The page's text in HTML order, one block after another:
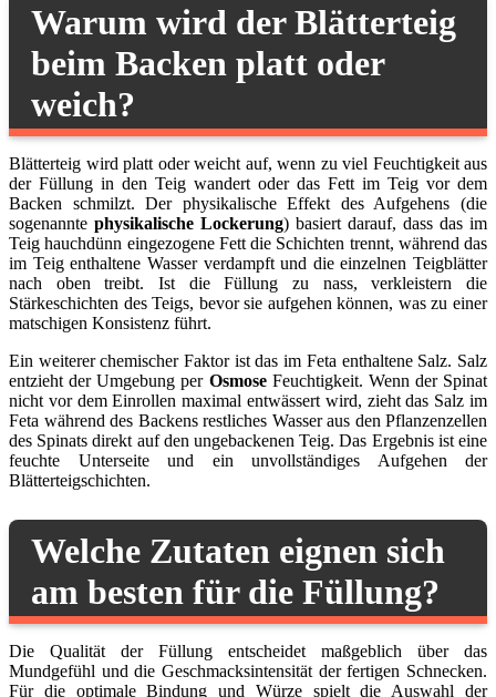
Warum wird der Blätterteig
beim Backen platt oder
weich?
Blätterteig wird platt oder weicht auf, wenn zu viel Feuchtigkeit aus
der Füllung in den Teig wandert oder das Fett im Teig vor dem
Backen schmilzt. Der physikalische Effekt des Aufgehens (die
sogenannte physikalische Lockerung) basiert darauf, dass das im
Teig hauchdünn eingezogene Fett die Schichten trennt, während das
im Teig enthaltene Wasser verdampft und die einzelnen Teigblätter
nach oben treibt. Ist die Füllung zu nass, verkleistern die
Stärkeschichten des Teigs, bevor sie aufgehen können, was zu einer
matschigen Konsistenz führt.
Ein weiterer chemischer Faktor ist das im Feta enthaltene Salz. Salz
entzieht der Umgebung per OsmoseFeuchtigkeit. Wenn der Spinat
nicht vor dem Einrollen maximal entwässert wird, zieht das Salz im
Feta während des Backens restliches Wasser aus den Pflanzenzellen
des Spinats direkt auf den ungebackenen Teig. Das Ergebnis ist eine
feuchte Unterseite und ein unvollständiges Aufgehen der
Blätterteigschichten.
Welche Zutaten eignen sich
am besten für die Füllung?
Die Qualität der Füllung entscheidet maßgeblich über das
Mundgefühl und die Geschmacksintensität der fertigen Schnecken.
Für die optimale Bindung und Würze spielt die Auswahl der